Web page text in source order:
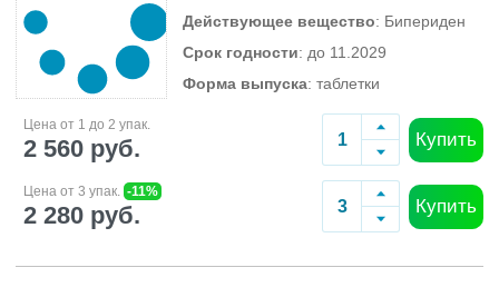
Действующее вещество: Бипериден
Срок годности: до 11.2029
Форма выпуска: таблетки
Цена от 1 до 2 упак.
2 560 руб. Купить
Цена от 3 упак. -11%
2 280 руб. Купить